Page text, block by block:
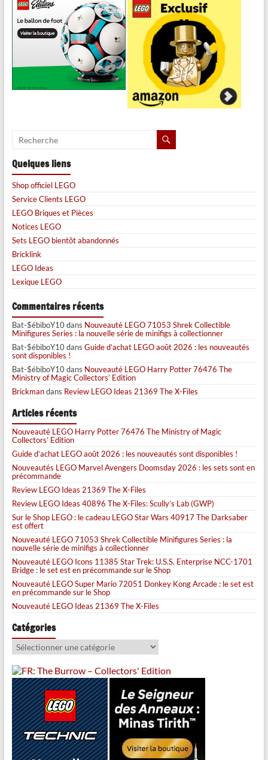
Quelques liens
Shop officiel LEGO
Service Clients LEGO
LEGO Briques et Pièces
Notices LEGO
Sets LEGO bientôt abandonnés
Bricklink
LEGO Ideas
Lexique LEGO
Commentaires récents
Bat-$ébiboY10dans Nouveauté LEGO 71053 Shrek Collectible
Minifigures Series : la nouvelle série de minifigs à collectionner
Bat-$ébiboY10dans Guide d’achat LEGO août 2026 : les nouveautés
sont disponibles !
Bat-$ébiboY10dans Nouveauté LEGO Harry Potter 76476 The
Ministry of Magic Collectors’ Edition
Brickmandans Review LEGO Ideas 21369 The X-Files
Articles récents
Nouveauté LEGO Harry Potter 76476 The Ministry of Magic
Collectors’ Edition
Guide d’achat LEGO août 2026 : les nouveautés sont disponibles !
Nouveautés LEGO Marvel Avengers Doomsday 2026 : les sets sont en
précommande
Review LEGO Ideas 21369 The X-Files
Review LEGO Ideas 40896 The X-Files: Scully’s Lab (GWP)
Sur le Shop LEGO : le cadeau LEGO Star Wars 40917 The Darksaber
est offert
Nouveauté LEGO 71053 Shrek Collectible Minifigures Series : la
nouvelle série de minifigs à collectionner
Nouveauté LEGO Icons 11385 Star Trek: U.S.S. Enterprise NCC-1701
Bridge : le set est en précommande sur le Shop
Nouveauté LEGO Super Mario 72051 Donkey Kong Arcade : le set est
en précommande sur le Shop
Nouveauté LEGO Ideas 21369 The X-Files
Catégories
Catégories